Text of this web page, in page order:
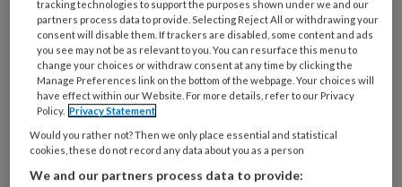
werk
je?
Untitled
Ontvang 2x per week de
KinderopvangTotaal nieuwsbrief
Ontvang iedere zondag het
Management Kinderopvang
Weekoverzicht
tracking technologies to support the purposes shown under we and our
partners process data to provide. Selecting Reject All or withdrawing your
consent will disable them. If trackers are disabled, some content and ads
you see may not be as relevant to you. You can resurface this menu to
change your choices or withdraw consent at any time by clicking the
Manage Preferences link on the bottom of the webpage. Your choices will
have effect within our Website. For more details, refer to our Privacy
Policy. Privacy Statement
Would you rather not? Then we only place essential and statistical
cookies, these do not record any data about you as a person
We and our partners process data to provide: